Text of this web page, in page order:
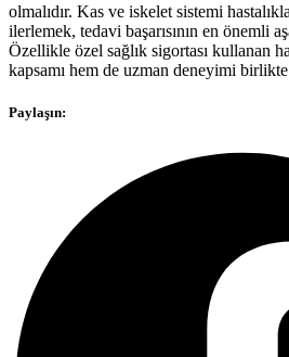
olmalıdır. Kas ve iskelet sistemi
ilerlemek, tedavi başarısının en önemli
Özellikle özel sağlık sigortası kullanan
kapsamı hem de uzman deneyimi
Paylaşın: